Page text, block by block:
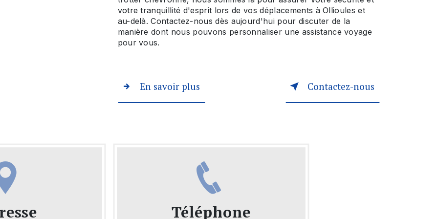
votre tranquillité d'esprit lors de vos déplacements à Ollioules et
au-delà. Contactez-nous dès aujourd'hui pour discuter de la
manière dont nous pouvons personnaliser une assistance voyage
pour vous.
En savoir plus Contactez-nous
Téléphone